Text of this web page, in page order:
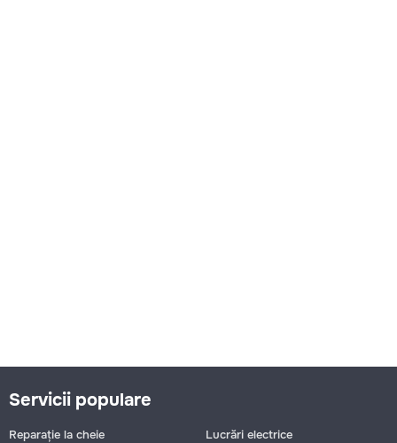
Servicii populare
Reparație la cheie
Lucrări electrice